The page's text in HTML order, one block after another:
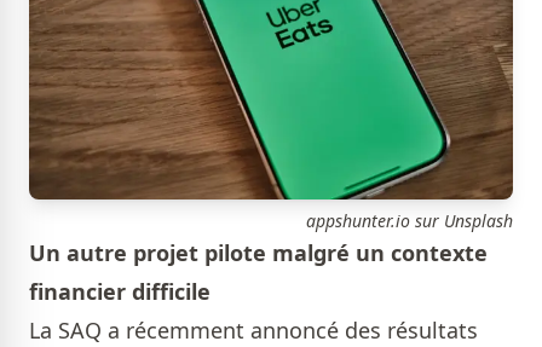
appshunter.io sur Unsplash
Un autre projet pilote malgré un contexte
financier difficile
La SAQ a récemment annoncé des résultats